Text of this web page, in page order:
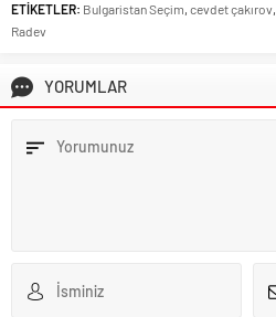
ETİKETLER: Bulgaristan Seçim, cevdet çakırov,
Radev
YORUMLAR